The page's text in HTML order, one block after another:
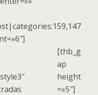
[thb_g
ap
height
=»5″]